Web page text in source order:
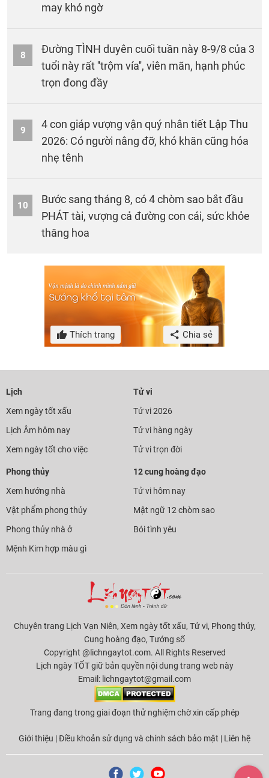
may khó ngờ
8
Đường TÌNH duyên cuối tuần này 8-9/8 của 3
tuổi này rất ''trộm vía'', viên mãn, hạnh phúc
trọn đong đầy
9
4 con giáp vượng vận quý nhân tiết Lập Thu
2026: Có người nâng đỡ, khó khăn cũng hóa
nhẹ tênh
10
Bước sang tháng 8, có 4 chòm sao bắt đầu
PHÁT tài, vượng cả đường con cái, sức khỏe
thăng hoa
Thích trang Chia sẻ
Lịch
Xem ngày tốt xấu
Lịch Âm hôm nay
Xem ngày tốt cho việc
Tử vi
Tử vi 2026
Tử vi hàng ngày
Tử vi trọn đời
Phong thủy
Xem hướng nhà
Vật phẩm phong thủy
Phong thủy nhà ở
Mệnh Kim hợp màu gì
12 cung hoàng đạo
Tử vi hôm nay
Mật ngữ 12 chòm sao
Bói tình yêu
Chuyên trang Lịch Vạn Niên, Xem ngày tốt xấu, Tử vi, Phong thủy,
Cung hoàng đạo, Tướng số
Copyright @lichngaytot.com. All Rights Reserved
Lịch ngày TỐT giữ bản quyền nội dung trang web này
Email: lichngaytot@gmail.com
Trang đang trong giai đoạn thử nghiệm chờ xin cấp phép
Giới thiệu |Điều khoản sử dụng và chính sách bảo mật | Liên hệ